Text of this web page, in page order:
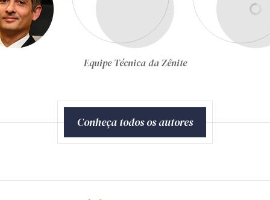
Equipe Técnica da Zênite
Conheça todos os autores